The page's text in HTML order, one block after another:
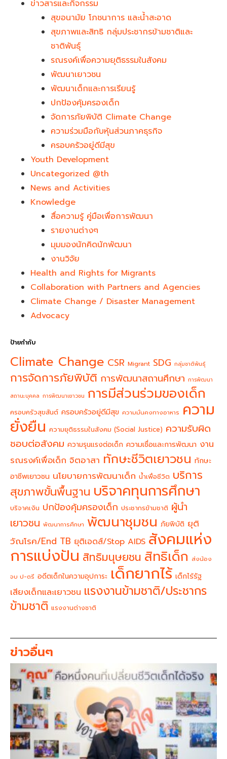
ข่าวสารและกิจกรรม
สุขอนามัย โภชนาการ และน้ำสะอาด
สุขภาพและสิทธิ กลุ่มประชากรข้ามชาติและ
ชาติพันธุ์
รณรงค์เพื่อความยุติธรรมในสังคม
พัฒนาเยาวชน
พัฒนาเด็กและการเรียนรู้
ปกป้องคุ้มครองเด็ก
จัดการภัยพิบัติ Climate Change
ความร่วมมือกับหุ้นส่วนภาคธุรกิจ
ครอบครัวอยู่ดีมีสุข
Youth Development​
Uncategorized @th
News and Activities
Knowledge
สื่อความรู้ คู่มือเพื่อการพัฒนา
รายงานต่างๆ
มุมมองนักคิดนักพัฒนา
งานวิจัย
Health and Rights for Migrants
Collaboration with Partners and Agencies
Climate Change / Disaster Management
Advocacy
ป้ายกำกับ
Climate Change CSR Migrant SDG กลุ่มชาติพันธุ์
การจัดการภัยพิบัติ การพัฒนาสถานศึกษา การพัฒนา
สถานะบุคคล การพัฒนาเยาวชน การมีส่วนร่วมของเด็ก
ครอบครัวสุขสันต์ ครอบครัวอยู่ดีมีสุข ความมั่นคงทางอาหาร ความ
ยั่งยืน ความยุติธรรมในสังคม (Social Justice) ความรับผิด
ชอบต่อสังคม ความรุนแรงต่อเด็ก ความเชื่อและการพัฒนา งาน
รณรงค์เพื่อเด็ก จิตอาสา ทักษะชีวิตเยาวชน ทักษะ
อาชีพเยาวชน นโยบายการพัฒนาเด็ก น้ำเพื่อชีวิต บริการ
สุขภาพขั้นพื้นฐาน บริจาคทุนการศึกษา
บริจาคเงิน ปกป้องคุ้มครองเด็ก ประชากรข้ามชาติ ผู้นำ
เยาวชน พัฒนาการศึกษา พัฒนาชุมชน ภัยพิบัติ ยุติ
วัณโรค/End TB ยุติเอดส์/Stop AIDS สังคมแห่ง
การแบ่งปัน สิทธิมนุษยชน สิทธิเด็ก ส่งน้อง
จบ ป-ตรี อดีตเด็กในความอุปการะ เด็กยากไร้ เด็กไร้รัฐ
เสียงเด็กและเยาวชน แรงงานข้ามชาติ/ประชากร
ข้ามชาติ แรงงานต่างชาติ
ข่าวอื่นๆ